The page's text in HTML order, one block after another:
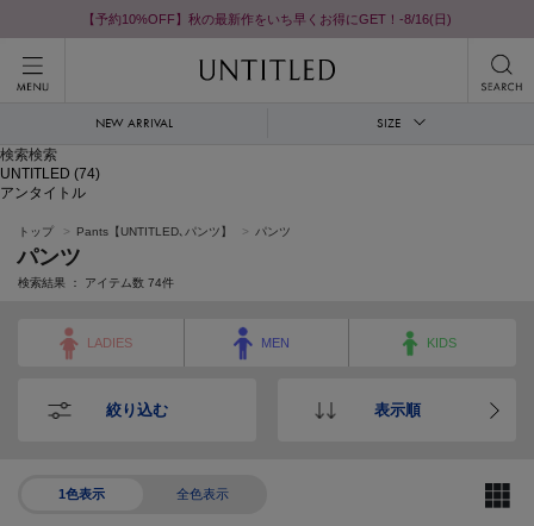
【予約10%OFF】秋の最新作をいち早くお得にGET！-8/16(日)
NEW ARRIVAL
SIZE
検索検索
UNTITLED (74)
アンタイトル
トップ Pants【UNTITLED､パンツ】 パンツ
パンツ
検索結果 ： アイテム数 74件
LADIES MEN KIDS
絞り込む 表示順
1色表示 全色表示